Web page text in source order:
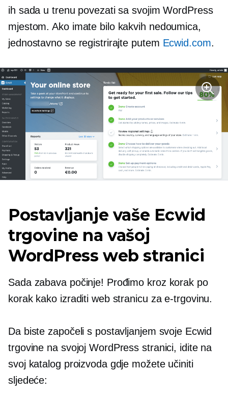
ih sada u trenu povezati sa svojim WordPress
mjestom. Ako imate bilo kakvih nedoumica,
jednostavno se registrirajte putem Ecwid.com.
Postavljanje vaše Ecwid
trgovine na vašoj
WordPress web stranici
Sada zabava počinje! Prođimo kroz korak po
korak kako izraditi web stranicu za e-trgovinu.
Da biste započeli s postavljanjem svoje Ecwid
trgovine na svojoj WordPress stranici, idite na
svoj katalog proizvoda gdje možete učiniti
sljedeće: